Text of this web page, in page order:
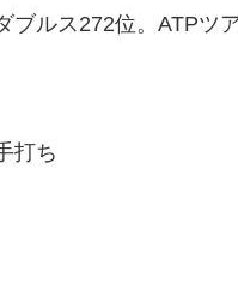
ブルス272位。ATPツ
打ち